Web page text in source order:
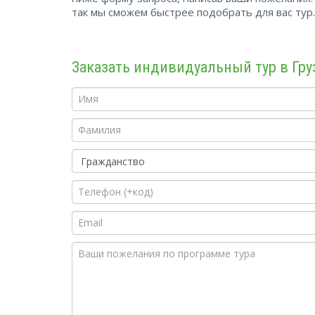
так мы сможем быстрее подобрать для вас тур.
Заказать индивидуальный тур в